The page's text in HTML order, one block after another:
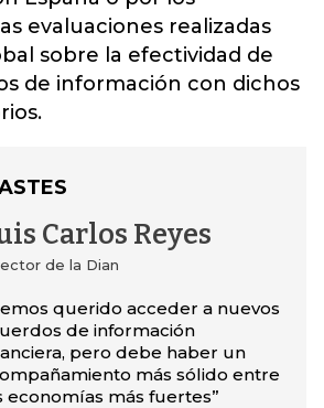
evaluaciones realizadas
sobre la efectividad de
de información con dichos
Carlos Reyes
de la Dian
querido acceder a nuevos
de información
pero debe haber un
más sólido entre
economías más fuertes”